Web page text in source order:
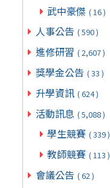
武中豪傑 ( 16 )
人事公告 ( 590 )
進修研習 ( 2,607 )
獎學金公告 ( 33 )
升學資訊 ( 624 )
活動訊息 ( 5,088 )
學生競賽 ( 339 )
教師競賽 ( 113 )
會議公告 ( 62 )